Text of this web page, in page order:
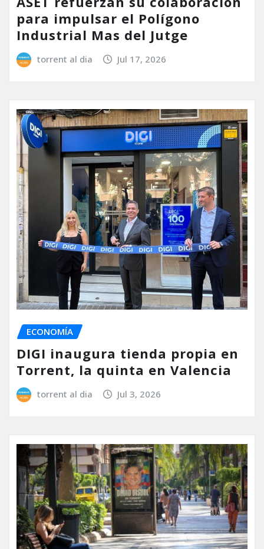
para impulsar el Polígono
Industrial Mas del Jutge
torrent al dia Jul 17, 2026
ECONOMÍA
DIGI inaugura tienda propia en
Torrent, la quinta en Valencia
torrent al dia Jul 3, 2026